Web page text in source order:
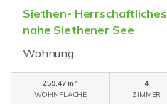
Siethen-
nahe Siethener See
Wohnung
259,47 m²
WOHNFLÄCHE
4
ZIMMER